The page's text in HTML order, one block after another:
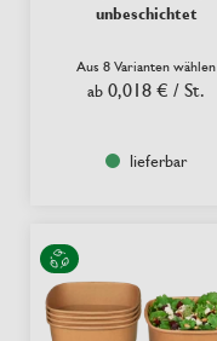
unbeschichtet
Aus 8 Varianten wählen
ab 0,018 € / St.
lieferbar